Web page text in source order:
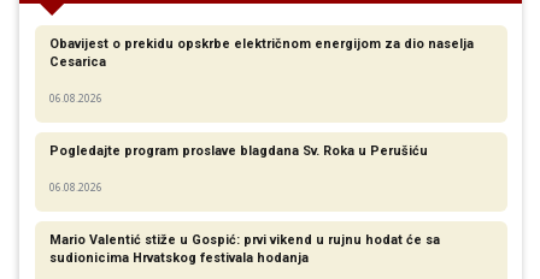
Obavijest o prekidu opskrbe električnom energijom za dio naselja
Cesarica
06.08.2026
Pogledajte program proslave blagdana Sv. Roka u Perušiću
06.08.2026
Mario Valentić stiže u Gospić: prvi vikend u rujnu hodat će sa
sudionicima Hrvatskog festivala hodanja